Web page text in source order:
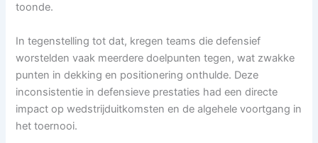
toonde.
In tegenstelling tot dat, kregen teams die defensief
worstelden vaak meerdere doelpunten tegen, wat zwakke
punten in dekking en positionering onthulde. Deze
inconsistentie in defensieve prestaties had een directe
impact op wedstrijduitkomsten en de algehele voortgang in
het toernooi.